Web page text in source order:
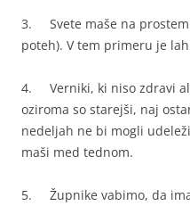
3. Svete maše na prostem
poteh). V tem primeru je
4. Verniki, ki niso zdravi
oziroma so starejši, naj
nedeljah ne bi mogli
maši med tednom.
5. Župnike vabimo, da